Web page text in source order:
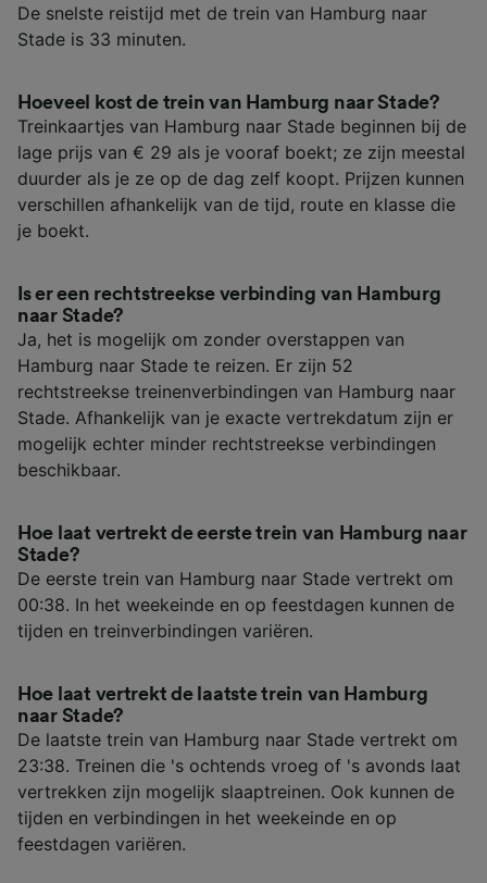
De snelste reistijd met de trein van Hamburg naar
Stade is 33 minuten.
Hoeveel kost de trein van Hamburg naar Stade?
Treinkaartjes van Hamburg naar Stade beginnen bij de
lage prijs van € 29 als je vooraf boekt; ze zijn meestal
duurder als je ze op de dag zelf koopt. Prijzen kunnen
verschillen afhankelijk van de tijd, route en klasse die
je boekt.
Is er een rechtstreekse verbinding van Hamburg
naar Stade?
Ja, het is mogelijk om zonder overstappen van
Hamburg naar Stade te reizen. Er zijn 52
rechtstreekse treinenverbindingen van Hamburg naar
Stade. Afhankelijk van je exacte vertrekdatum zijn er
mogelijk echter minder rechtstreekse verbindingen
beschikbaar.
Hoe laat vertrekt de eerste trein van Hamburg naar
Stade?
De eerste trein van Hamburg naar Stade vertrekt om
00:38. In het weekeinde en op feestdagen kunnen de
tijden en treinverbindingen variëren.
Hoe laat vertrekt de laatste trein van Hamburg
naar Stade?
De laatste trein van Hamburg naar Stade vertrekt om
23:38. Treinen die 's ochtends vroeg of 's avonds laat
vertrekken zijn mogelijk slaaptreinen. Ook kunnen de
tijden en verbindingen in het weekeinde en op
feestdagen variëren.